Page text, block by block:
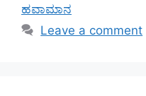
ಹವಾಮಾನ
Leave a comment